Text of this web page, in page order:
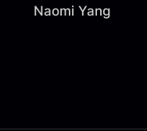
Naomi Yang